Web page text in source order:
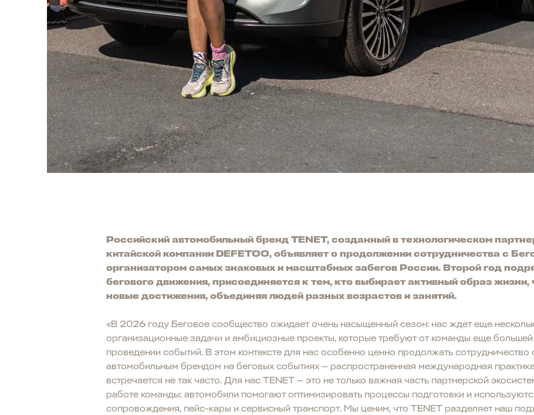
Российский автомобильный бренд TENET, созданный в технологическом
китайской компании DEFETOO, объявляет о продолжении сотрудничества с
организатором самых знаковых и масштабных забегов России. Второй год
бегового движения, присоединяется к тем, кто выбирает активный образ жизни,
новые достижения, объединяя людей разных возрастов и занятий.
«В 2026 году Беговое сообщество ожидает очень насыщенный сезон: нас ждет еще
организационные задачи и амбициозные проекты, которые требуют от команды еще большей
проведении событий. В этом контексте для нас особенно ценно продолжать сотрудничество
автомобильным брендом на беговых событиях — распространенная международная
встречается не так часто. Для нас TENET — это не только важная часть партнерской
работе команды: автомобили помогают оптимизировать процессы подготовки и
сопровождения, пейс-кары и сервисный транспорт. Мы ценим, что TENET разделяет наш